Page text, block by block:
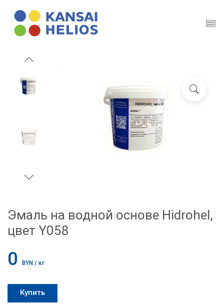
Эмаль на водной основе Hidrohel,
цвет Y058
0 BYN / кг
Купить